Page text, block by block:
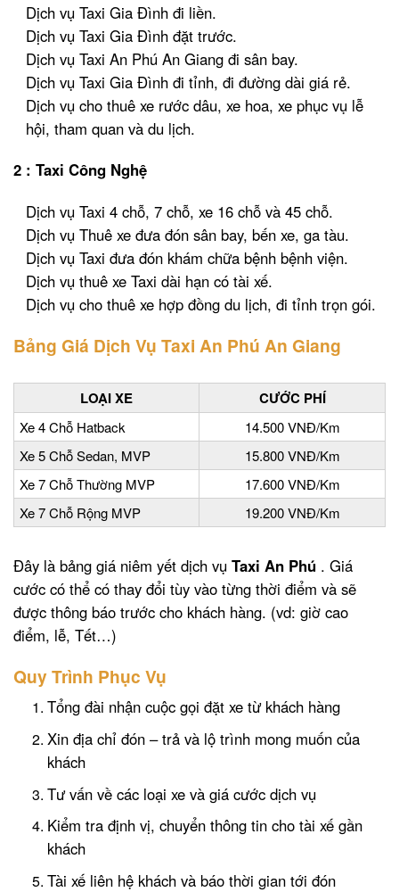
Dịch vụ Taxi Gia Đình đi liền.
Dịch vụ Taxi Gia Đình đặt trước.
Dịch vụ Taxi An Phú An Giang đi sân bay.
Dịch vụ Taxi Gia Đình đi tỉnh, đi đường dài giá rẻ.
Dịch vụ cho thuê xe rước dâu, xe hoa, xe phục vụ lễ
hội, tham quan và du lịch.
2 : Taxi Công Nghệ
Dịch vụ Taxi 4 chỗ, 7 chỗ, xe 16 chỗ và 45 chỗ.
Dịch vụ Thuê xe đưa đón sân bay, bến xe, ga tàu.
Dịch vụ Taxi đưa đón khám chữa bệnh bệnh viện.
Dịch vụ thuê xe Taxi dài hạn có tài xế.
Dịch vụ cho thuê xe hợp đồng du lịch, đi tỉnh trọn gói.
Bảng Giá Dịch Vụ Taxi An Phú An Giang
LOẠI XE CƯỚC PHÍ
Xe 4 Chỗ Hatback
14.500 VNĐ/Km
Xe 5 Chỗ Sedan, MVP
15.800 VNĐ/Km
Xe 7 Chỗ Thường MVP
17.600 VNĐ/Km
Xe 7 Chỗ Rộng MVP
19.200 VNĐ/Km
Đây là bảng giá niêm yết dịch vụ Taxi An Phú . Giá
cước có thể có thay đổi tùy vào từng thời điểm và sẽ
được thông báo trước cho khách hàng. (vd: giờ cao
điểm, lễ, Tết…)
Quy Trình Phục Vụ
Tổng đài nhận cuộc gọi đặt xe từ khách hàng
Xin địa chỉ đón – trả và lộ trình mong muốn của
khách
Tư vấn về các loại xe và giá cước dịch vụ
Kiểm tra định vị, chuyển thông tin cho tài xế gần
khách
Tài xế liên hệ khách và báo thời gian tới đón